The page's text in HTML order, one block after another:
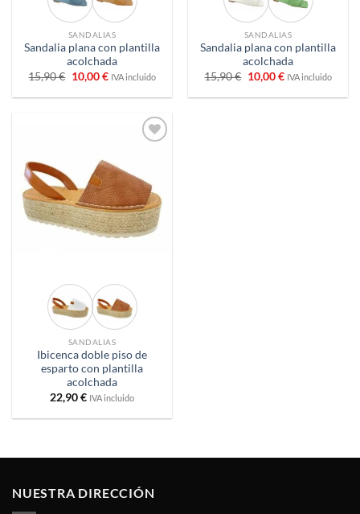
SANDALIAS
Sandalia plana con plantilla
acolchada
15,90€ El
precio
original
10,00€El
actual
10,00 €.
IVA incluido
SANDALIAS
Sandalia plana con plantilla
acolchada
15,90€ El
precio
original
10,00€El
actual
IVA incluido
deseos
SANDALIAS
Ibicenca doble piso de
esparto con plantilla
acolchada
22,90€ IVA incluido
NUESTRA DIRECCIÓN